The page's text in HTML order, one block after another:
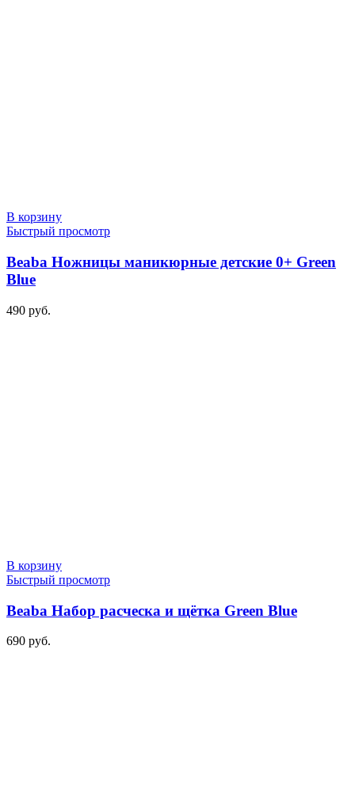
В корзину
Быстрый просмотр
Beaba Ножницы маникюрные детские 0+ Green
Blue
490 руб.
В корзину
Быстрый просмотр
Beaba Набор расческа и щётка Green Blue
690 руб.